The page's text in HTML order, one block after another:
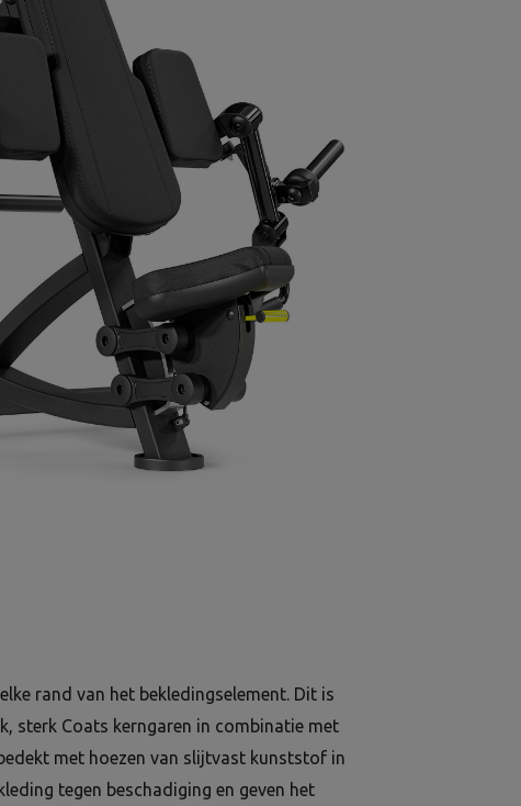
rand van het bekledingselement. Dit is
sterk Coats kerngaren in combinatie met
met hoezen van slijtvast kunststof in
tegen beschadiging en geven het